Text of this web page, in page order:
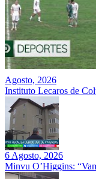
Agosto, 2026
Instituto Lecaros de
6 Agosto, 2026
Minvu O’Higgins: